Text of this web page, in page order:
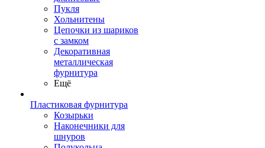
Пукля
Хольнитены
Цепочки из шариков
с замком
Декоративная
металлическая
фурнитура
Ещё
Пластиковая фурнитура
Козырьки
Наконечники для
шнуров